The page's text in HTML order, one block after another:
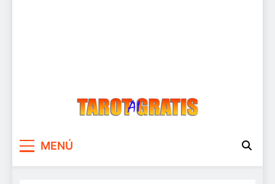
MENÚ